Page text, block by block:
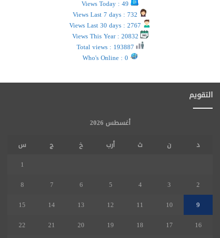
التقويم
أغسطس 2026
د
ن ث أرب خ ج
س
1
2
3
4
5
6
7
8
9
10
11
12
13
14
15
16
17
18
19
20
21
22